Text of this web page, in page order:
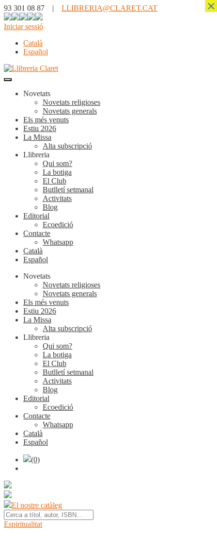
93 301 08 87 | LLIBRERIA@CLARET.CAT
Iniciar sessió
Català
Español
Novetats
Novetats religioses
Novetats generals
Els més venuts
Estiu 2026
La Missa
Alta subscripció
Llibreria
Qui som?
La botiga
El Club
Butlletí setmanal
Activitats
Blog
Editorial
Ecoedició
Contacte
Whatsapp
Català
Español
Novetats
Novetats religioses
Novetats generals
Els més venuts
Estiu 2026
La Missa
Alta subscripció
Llibreria
Qui som?
La botiga
El Club
Butlletí setmanal
Activitats
Blog
Editorial
Ecoedició
Contacte
Whatsapp
Català
Español
(0)
El nostre catàleg
Espiritualitat
×